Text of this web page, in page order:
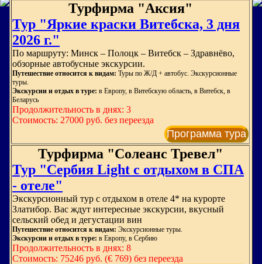
Турфирма "Аксия"
Тур "Яркие краски Витебска, 3 дня
2026 г."
По маршруту: Минск – Полоцк – Витебск – Здравнёво,
обзорные автобусные экскурсии.
Путешествие относится к видам: Туры по Ж/Д + автобус. Экскурсионные
туры.
Экскурсии и отдых в туре: в Европу, в Витебскую область, в Витебск, в
Беларусь
Продолжительность в днях: 3
Стоимость: 27000 руб. без переезда
Программа тура
Турфирма "Солеанс Тревел"
Тур "Сербия Light с отдыхом в СПА
- отеле"
Экскурсионный тур с отдыхом в отеле 4* на курорте
Златибор. Вас ждут интересные экскурсии, вкусный
сельский обед и дегустации вин
Путешествие относится к видам: Экскурсионные туры.
Экскурсии и отдых в туре: в Европу, в Сербию
Продолжительность в днях: 8
Стоимость: 75246 руб. (€ 769) без переезда